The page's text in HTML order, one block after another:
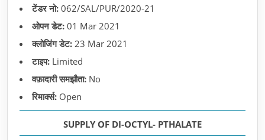
टेंडर नो: 062/SAL/PUR/2020-21
ओपन डेट: 01 Mar 2021
क्लोजिंग डेट: 23 Mar 2021
टाइप: Limited
वफ़ादारी समझौता: No
रिमार्क्स: Open
SUPPLY OF DI-OCTYL- PTHALATE